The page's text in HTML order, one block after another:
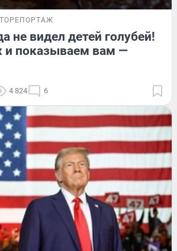
не видел детей голубей!
показываем вам —
4 824 6